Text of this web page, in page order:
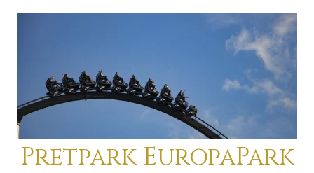
Pretpark EuropaPark